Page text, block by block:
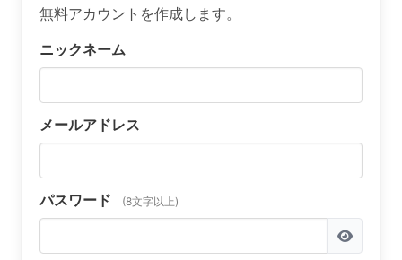
無料アカウントを作成します。
ニックネーム
メールアドレス
パスワード (8文字以上)